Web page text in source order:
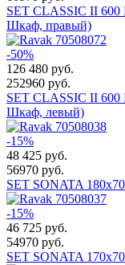
SET CLASSIC II
Шкаф, правый)
-50%
126 480 руб.
252960 руб.
SET CLASSIC II
Шкаф, левый)
-15%
48 425 руб.
56970 руб.
SET SONATA 180x70
-15%
46 725 руб.
54970 руб.
SET SONATA 170x70